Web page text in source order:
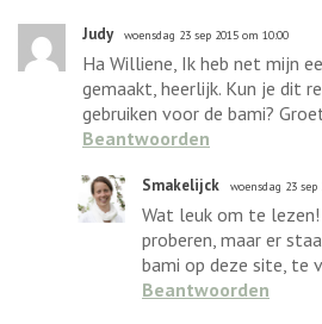
Judy woensdag 23 sep 2015 om 10:00
Ha Williene, Ik heb net mijn
gemaakt, heerlijk. Kun je dit
gebruiken voor de bami?
Beantwoorden
Smakelijck woensdag 23 sep
Wat leuk om te lezen!
proberen, maar er
bami op deze site, te
Beantwoorden